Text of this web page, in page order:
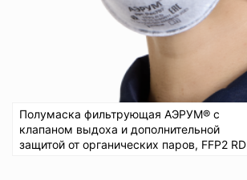
Полумаска фильтрующая АЭРУМ® с
клапаном выдоха и дополнительной
защитой от органических паров, FFP2 RD